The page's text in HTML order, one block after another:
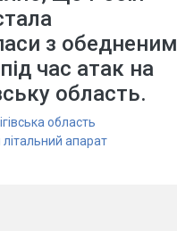
з обедненим
час атак на
область.
область
літальний апарат